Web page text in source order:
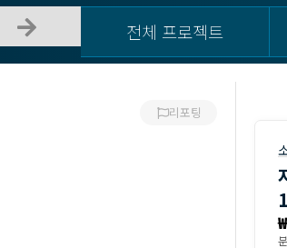
전체 프로젝트
리포팅
₩